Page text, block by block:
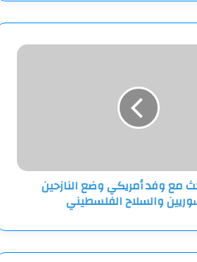
مع وفد أمريكي وضع النازحين
والسلاح الفلسطيني